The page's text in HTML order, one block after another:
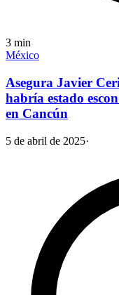
3 min
México
Asegura Javier
habría estado
en Cancún
5 de abril de 2025·